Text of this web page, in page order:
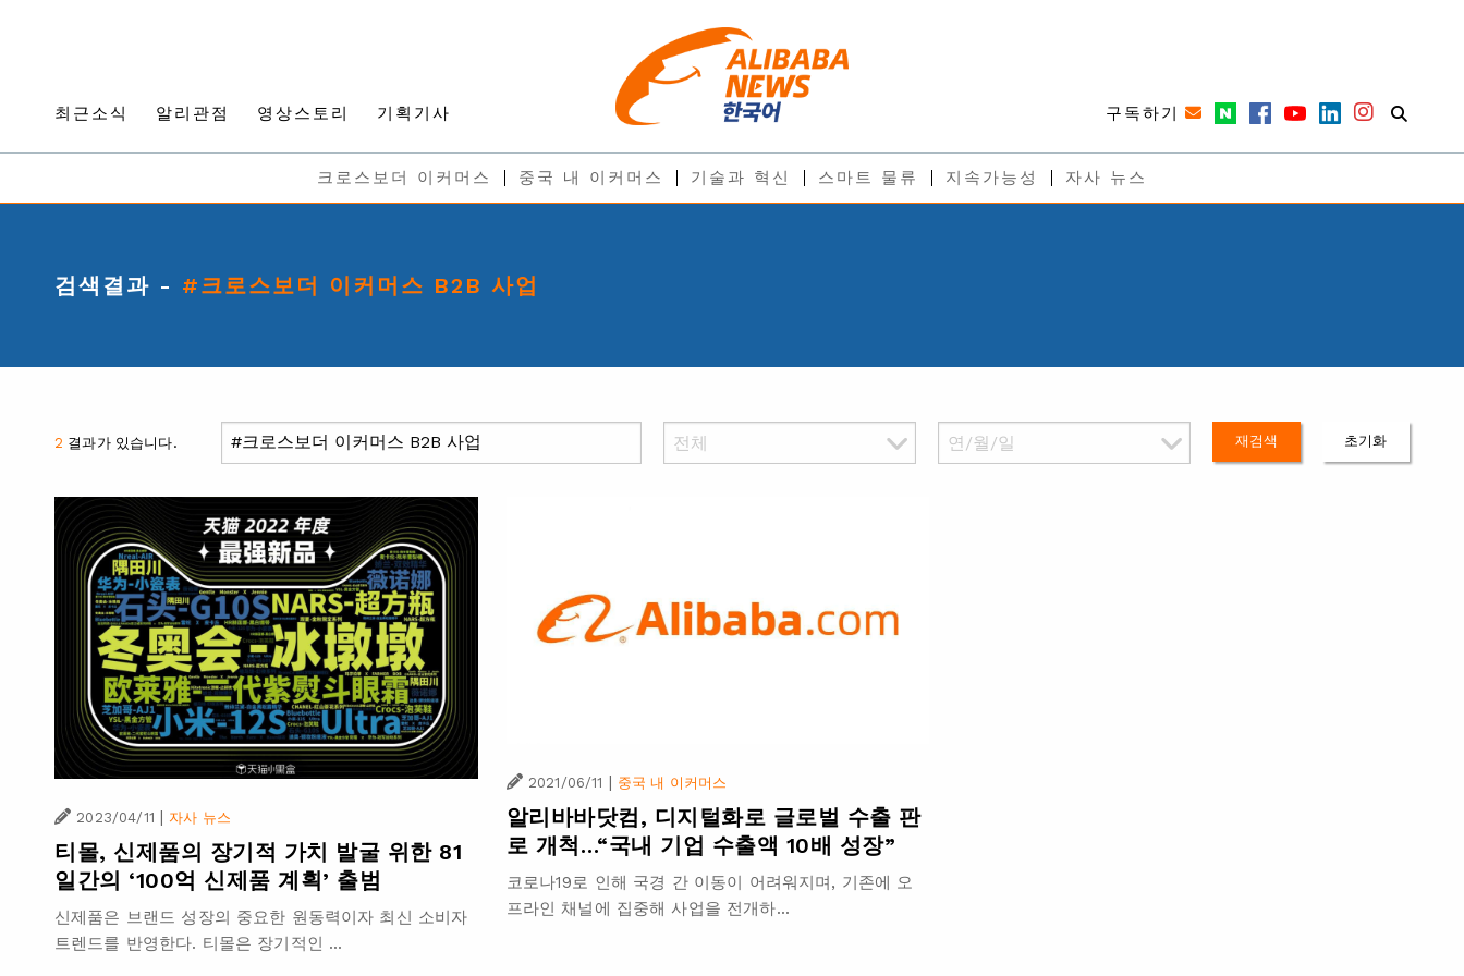
최근소식 알리관점 영상스토리 기획기사 구독하기
크로스보더 이커머스 중국 내 이커머스 기술과 혁신 스마트 물류 지속가능성 자사 뉴스
검색결과 - #크로스보더 이커머스 B2B 사업
2 결과가 있습니다. 재검색 초기화
2023/04/11 | 자사 뉴스
티몰, 신제품의 장기적 가치 발굴 위한 81
일간의 ‘100억 신제품 계획’ 출범
신제품은 브랜드 성장의 중요한 원동력이자 최신 소비자
트렌드를 반영한다. 티몰은 장기적인 ...
2021/06/11 중국 내 이커머스
알리바바닷컴, 디지털화로 글로벌 수출 판
로 개척…“국내 기업 수출액 10배 성장”
코로나19로 인해 국경 간 이동이 어려워지며, 기존에 오
프라인 채널에 집중해 사업을 전개하...